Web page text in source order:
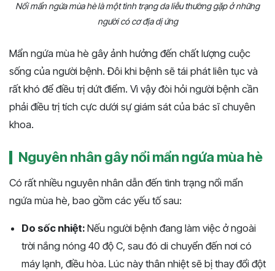
Nổi mẩn ngứa mùa hè là một tình trạng da liễu thường gặp ở những
người có cơ địa dị ứng
Mẩn ngứa mùa hè gây ảnh hưởng đến chất lượng cuộc
sống của người bệnh. Đôi khi bệnh sẽ tái phát liên tục và
rất khó để điều trị dứt điểm. Vì vậy đòi hỏi người bệnh cần
phải điều trị tích cực dưới sự giám sát của bác sĩ chuyên
khoa.
Nguyên nhân gây nổi mẩn ngứa mùa hè
Có rất nhiều nguyên nhân dẫn đến tình trạng nổi mẩn
ngứa mùa hè, bao gồm các yếu tố sau:
Do sốc nhiệt: Nếu người bệnh đang làm việc ở ngoài
trời nắng nóng 40 độ C, sau đó di chuyển đến nơi có
máy lạnh, điều hòa. Lúc này thân nhiệt sẽ bị thay đổi đột